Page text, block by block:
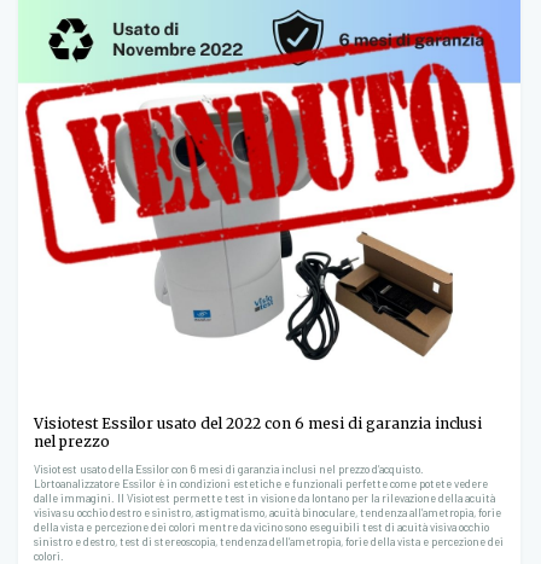
Visiotest Essilor usato del 2022 con 6 mesi di garanzia inclusi
nel prezzo
Visiotest usato della Essilor con 6 mesi di garanzia inclusi nel prezzo d’acquisto.
L’ortoanalizzatore Essilor è in condizioni estetiche e funzionali perfette come potete vedere
dalle immagini. Il Visiotest permette test in visione da lontano per la rilevazione della acuità
visiva su occhio destro e sinistro, astigmatismo, acuità binoculare, tendenza all’ametropia, forie
della vista e percezione dei colori mentre da vicino sono eseguibili test di acuità visiva occhio
sinistro e destro, test di stereoscopia, tendenza dell’ametropia, forie della vista e percezione dei
colori.